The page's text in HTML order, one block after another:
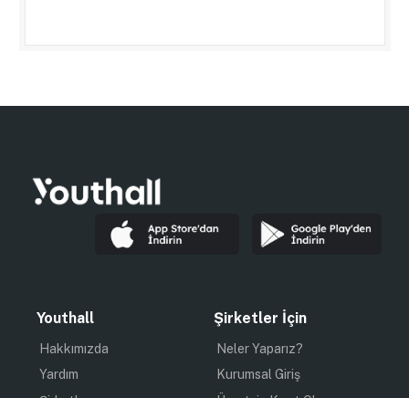
Youthall
Hakkımızda
Yardım
Şirketler İçin
Neler Yaparız?
Kurumsal Giriş